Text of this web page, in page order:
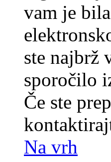
vam je
ste najbrž
sporočilo
Če ste
Na vrh